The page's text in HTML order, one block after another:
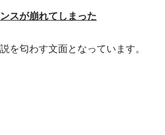
スが崩れてしまった
を匂わす文面となっています。